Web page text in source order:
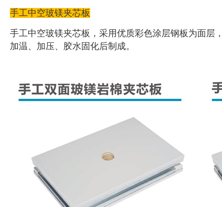
手工中空玻镁夹芯板
手工中空玻镁夹芯板，采用优质彩色涂层钢板为面层
加温、加压、胶水固化后制成。